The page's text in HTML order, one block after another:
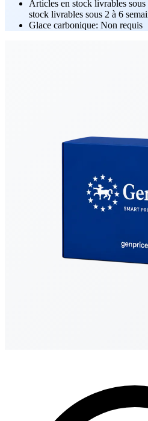
Articles en stock livrables
stock livrables sous 2 à 6
Glace carbonique: Non requis